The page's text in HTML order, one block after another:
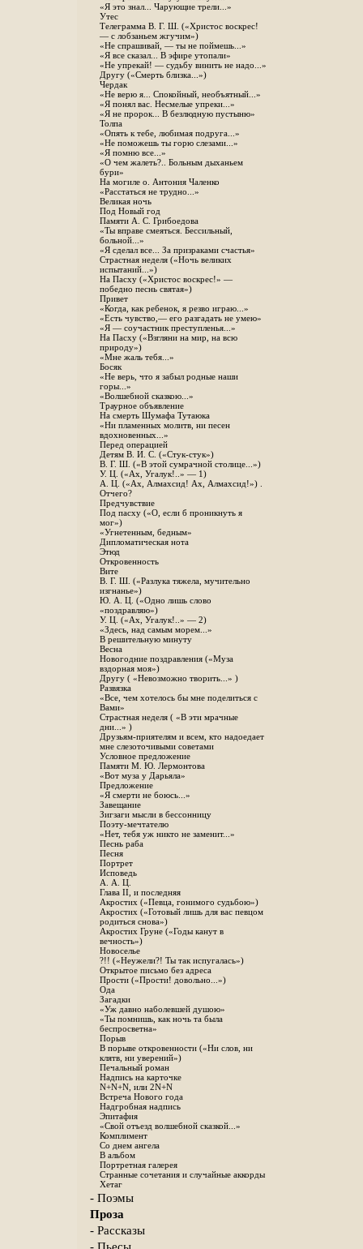
«Я это знал... Чарующие трели...»
Утес
Телеграмма В. Г. Ш. («Христос воскрес!
— с лобзаньем жгучим»)
«Не спрашивай, — ты не поймешь...»
«Я все сказал... В эфире утопали»
«Не упрекай! — судьбу винить не надо...»
Другу («Смерть близка...»)
Чердак
«Не верю я... Спокойный, необъятный...»
«Я понял вас. Несмелые упреки...»
«Я не пророк... В безлюдную пустыню»
Толпа
«Опять к тебе, любимая подруга...»
«Не поможешь ты горю слезами...»
«Я помню все...»
«О чем жалеть?.. Больным дыханьем
бури»
На могиле о. Антония Чаленко
«Расстаться не трудно...»
Великая ночь
Под Новый год
Памяти А. С. Грибоедова
«Ты вправе смеяться. Бессильный,
больной...»
«Я сделал все... За призраками счастья»
Страстная неделя («Ночь великих
испытаний...»)
На Пасху («Христос воскрес!» —
победно песнь святая»)
Привет
«Когда, как ребенок, я резво играю...»
«Есть чувство,— его разгадать не умею»
«Я — соучастник преступленья...»
На Пасху («Взгляни на мир, на всю
природу»)
«Мне жаль тебя...»
Босяк
«Не верь, что я забыл родные наши
горы...»
«Волшебной сказкою...»
Траурное объявление
На смерть Шумафа Тутаюка
«Ни пламенных молитв, ни песен
вдохновенных...»
Перед операцией
Детям В. И. С. («Стук-стук»)
В. Г. Ш. («В этой сумрачной столице...»)
У. Ц. («Ах, Угалук!..» — 1)
А. Ц. («Ах, Алмахсид! Ах, Алмахсид!») .
Отчего?
Предчувствие
Под пасху («О, если б проникнуть я
мог»)
«Угнетенным, бедным»
Дипломатическая нота
Этюд
Откровенность
Вите
B. Г. Ш. («Разлука тяжела, мучительно
изгнанье»)
Ю. А. Ц. («Одно лишь слово
«поздравляю»)
У. Ц. («Ах, Угалук!..» — 2)
«Здесь, над самым морем...»
В решительную минуту
Весна
Новогодние поздравления («Муза
вздорная моя»)
Другу ( «Невозможно творить...» )
Развязка
«Все, чем хотелось бы мне поделиться с
Вами»
Страстная неделя ( «В эти мрачные
дни...» )
Друзьям-приятелям и всем, кто надоедает
мне слезоточивыми советами
Условное предложение
Памяти М. Ю. Лермонтова
«Вот муза у Дарьяла»
Предложение
«Я смерти не боюсь...»
Завещание
Зигзаги мысли в бессонницу
Поэту-мечтателю
«Нет, тебя уж никто не заменит...»
Песнь раба
Песня
Портрет
Исповедь
А. А. Ц.
Глава II, и последняя
Акростих («Певца, гонимого судьбою»)
Акростих («Готовый лишь для вас певцом
родиться снова»)
Акростих Груне («Годы канут в
вечность»)
Новоселье
?!! («Неужели?! Ты так испугалась»)
Открытое письмо без адреса
Прости («Прости! довольно...»)
Ода
Загадки
«Уж давно наболевшей душою»
«Ты помнишь, как ночь та была
беспросветна»
Порыв
В порыве откровенности («Ни слов, ни
клятв, ни уверений»)
Печальный роман
Надпись на карточке
N+N+N, или 2N+N
Встреча Нового года
Надгробная надпись
Эпитафия
«Свой отъезд волшебной сказкой...»
Комплимент
Со днем ангела
В альбом
Портретная галерея
Странные сочетания и случайные аккорды
Хетаг
- Поэмы
Проза
- Рассказы